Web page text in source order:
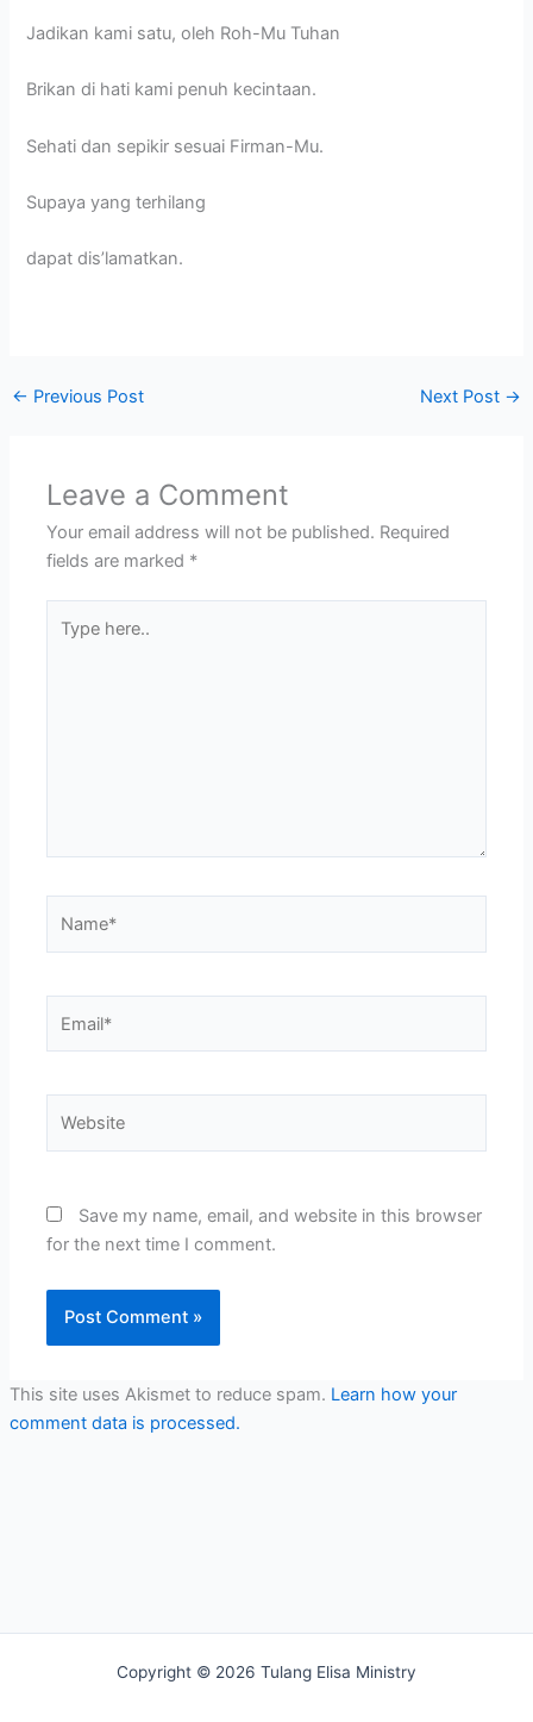
Jadikan kami satu, oleh Roh-Mu Tuhan
Brikan di hati kami penuh kecintaan.
Sehati dan sepikir sesuai Firman-Mu.
Supaya yang terhilang
dapat dis’lamatkan.
← Previous Post Next Post →
Leave a Comment
Your email address will not be published. Required
fields are marked *
here..
Save my name, email, and website in this browser
for the next time I comment.
This site uses Akismet to reduce spam. Learn how your
comment data is processed.
Copyright © 2026 Tulang Elisa Ministry